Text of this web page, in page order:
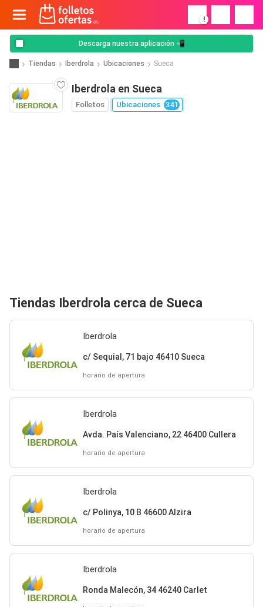
!
Descarga nuestra aplicación 📲
Tiendas Iberdrola Ubicaciones Sueca
Iberdrola en Sueca
Folletos Ubicaciones 341
Tiendas Iberdrola cerca de Sueca
Iberdrola
c/ Sequial, 71 bajo 46410 Sueca
horario de apertura
Iberdrola
Avda. País Valenciano, 22 46400 Cullera
horario de apertura
Iberdrola
c/ Polinya, 10 B 46600 Alzira
horario de apertura
Iberdrola
Ronda Malecón, 34 46240 Carlet